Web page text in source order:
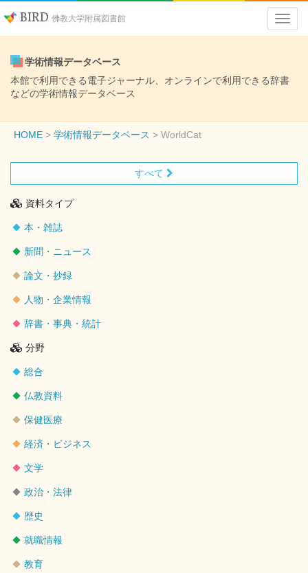
BIRD 佛教大学附属図書館
学術情報データベース
本館で利用できる電子ジャーナル、オンラインで利用できる辞書
などの学術情報データベース
HOME 学術情報データベース WorldCat
すべて
資料タイプ
本・雑誌
新聞・ニュース
論文・抄録
人物・企業情報
辞書・事典・統計
分野
総合
仏教資料
保健医療
経済・ビジネス
文学
政治・法律
歴史
就職情報
教育